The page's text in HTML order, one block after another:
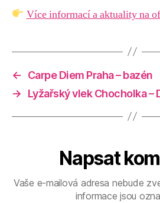
Více informací a aktuality na
←
Carpe Diem Praha – bazén
→
Lyžařský vlek Chocholka –
Napsat
Vaše e-mailová adresa nebude
informace jsou